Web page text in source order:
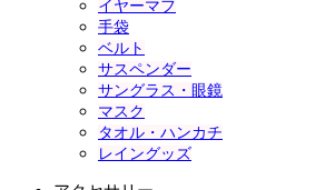
イヤーマフ
手袋
ベルト
サスペンダー
サングラス・眼鏡
マスク
タオル・ハンカチ
レイングッズ